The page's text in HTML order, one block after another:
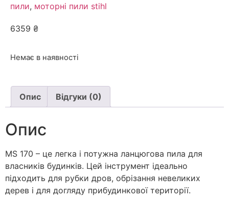
пили, моторні пили stihl
6359 ₴
Немає в наявності
Опис Відгуки (0)
Опис
MS 170 – це легка і потужна ланцюгова пила для
власників будинків. Цей інструмент ідеально
підходить для рубки дров, обрізання невеликих
дерев і для догляду прибудинкової території.